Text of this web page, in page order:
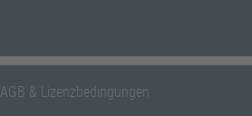
AGB & Lizenzbedingungen